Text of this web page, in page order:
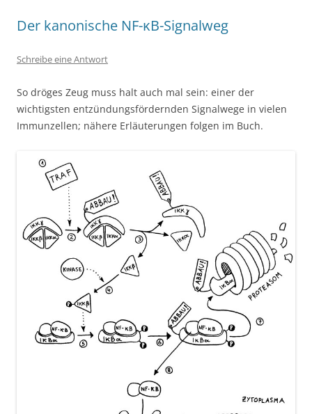
Der kanonische NF-κB-Signalweg
Schreibe eine Antwort
So dröges Zeug muss halt auch mal sein: einer der
wichtigsten entzündungsfördernden Signalwege in vielen
Immunzellen; nähere Erläuterungen folgen im Buch.